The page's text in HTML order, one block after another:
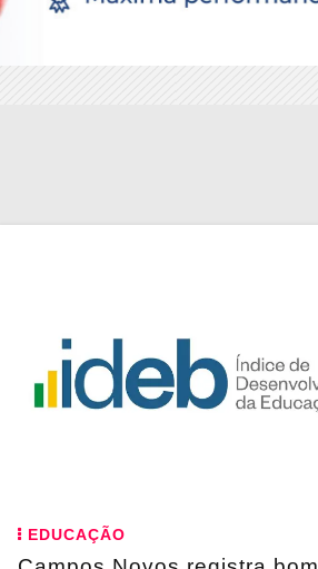
EDUCAÇÃO